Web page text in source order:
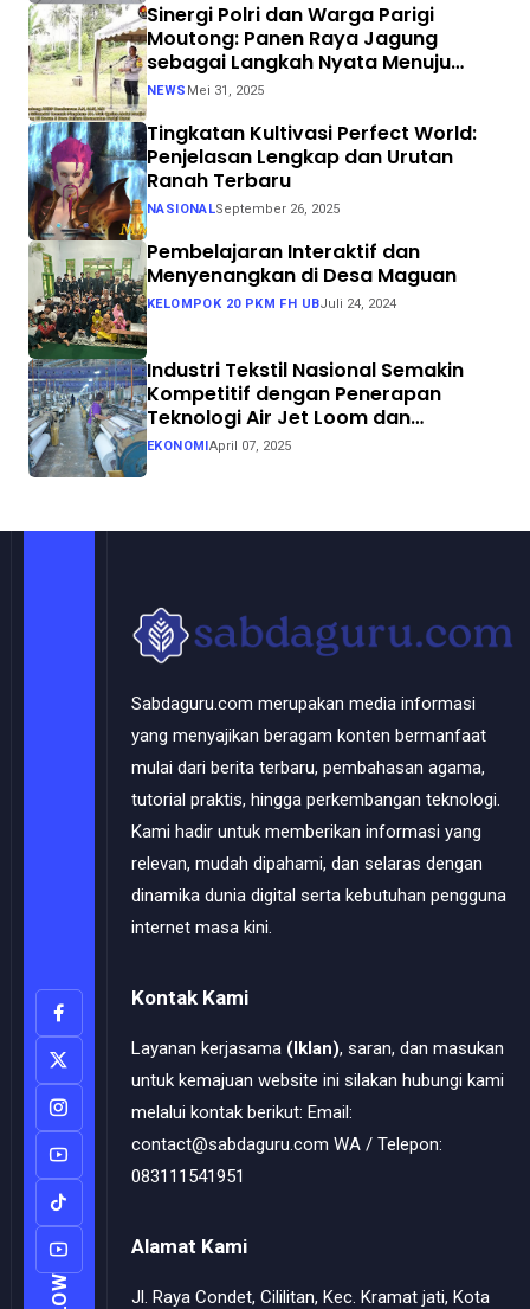
Sinergi Polri dan Warga Parigi
Moutong: Panen Raya Jagung
sebagai Langkah Nyata Menuju
Swasembada Pangan
NEWS Mei 31, 2025
Tingkatan Kultivasi Perfect World:
Penjelasan Lengkap dan Urutan
Ranah Terbaru
NASIONALSeptember 26, 2025
Pembelajaran Interaktif dan
Menyenangkan di Desa Maguan
KELOMPOK 20 PKM FH UBJuli 24, 2024
Industri Tekstil Nasional Semakin
Kompetitif dengan Penerapan
Teknologi Air Jet Loom dan
Continuous Dyeing di CV. Garuda
Solo Perkasa
EKONOMI April 07, 2025
Sabdaguru.com merupakan media informasi
yang menyajikan beragam konten bermanfaat
mulai dari berita terbaru, pembahasan agama,
tutorial praktis, hingga perkembangan teknologi.
Kami hadir untuk memberikan informasi yang
relevan, mudah dipahami, dan selaras dengan
dinamika dunia digital serta kebutuhan pengguna
internet masa kini.
Kontak Kami
Layanan kerjasama (Iklan), saran, dan masukan
untuk kemajuan website ini silakan hubungi kami
melalui kontak berikut: Email:
contact@sabdaguru.com WA / Telepon:
083111541951
Alamat Kami
Jl. Raya Condet, Cililitan, Kec. Kramat jati, Kota